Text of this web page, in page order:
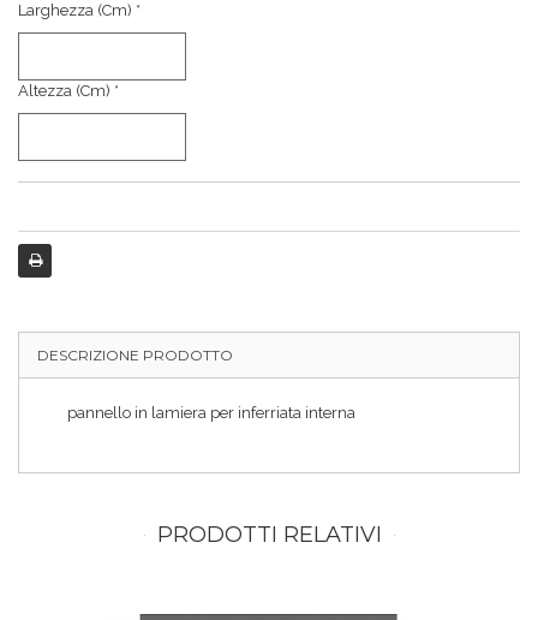
Larghezza (cm) *
Altezza (cm) *
DESCRIZIONE PRODOTTO
pannello in lamiera per inferriata interna
PRODOTTI RELATIVI